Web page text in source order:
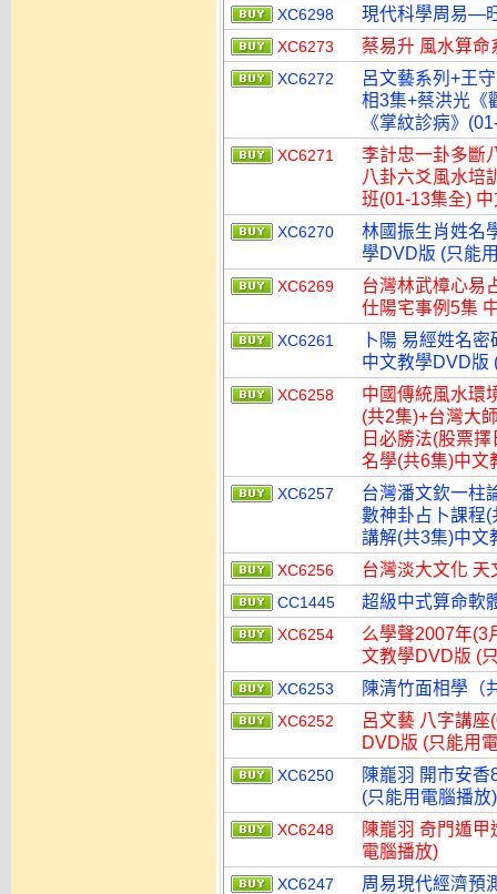
XC6298 現代科學周易—
XC6273 蔡易升 風水算命
XC6272
呂文藝系列+王
相3集+蔡洪光《
《掌紋診病》
XC6271
李計忠一卦多斷
八卦六爻風水培
班(01-13集全)
XC6270
林國振生肖姓名
學DVD版 (只能
XC6269
台灣林武樟心易
仕陽宅事例5集
XC6261
卜陽 易經姓名
中文教學DVD版
XC6258
中國傳統風水環
(共2集)+台灣大
日必勝法(股票
名學(共6集)中文
XC6257
台灣潘文欽一柱
數神卦占卜課程
講解(共3集)中文
XC6256 台灣淡大文化
CC1445 超級中式算命軟
XC6254
么學聲2007年(3
文教學DVD版 (
XC6253 陳清竹面相學（
XC6252
呂文藝 八字講
DVD版 (只能用
XC6250
陳巃羽 開市安
(只能用電腦播放)
XC6248
陳巃羽 奇門遁
電腦播放)
XC6247
周易現代經濟預